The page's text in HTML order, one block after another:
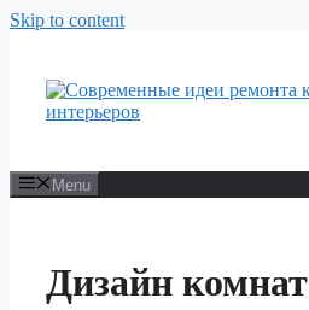
Skip to content
Menu
Дизайн комнат